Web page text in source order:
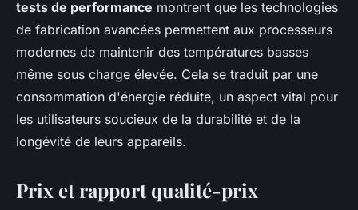
tests de performance montrent que les technologies
de fabrication avancées permettent aux processeurs
modernes de maintenir des températures basses
même sous charge élevée. Cela se traduit par une
consommation d'énergie réduite, un aspect vital pour
les utilisateurs soucieux de la durabilité et de la
longévité de leurs appareils.
Prix et rapport qualité-prix